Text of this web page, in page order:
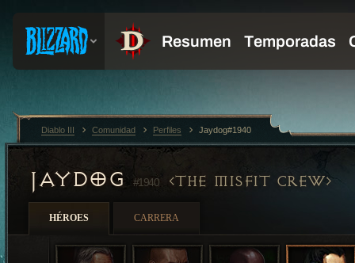
JAYDOG #1940 THE MISFIT CREW
HÉROES CARRERA
Diablo III Comunidad Perfiles Jaydog#1940